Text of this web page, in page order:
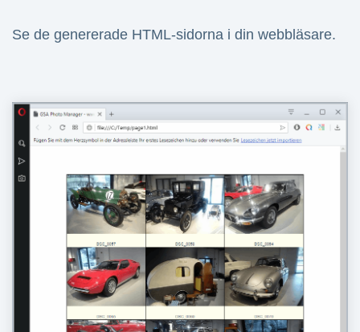
Se de genererade HTML-sidorna i din webbläsare.